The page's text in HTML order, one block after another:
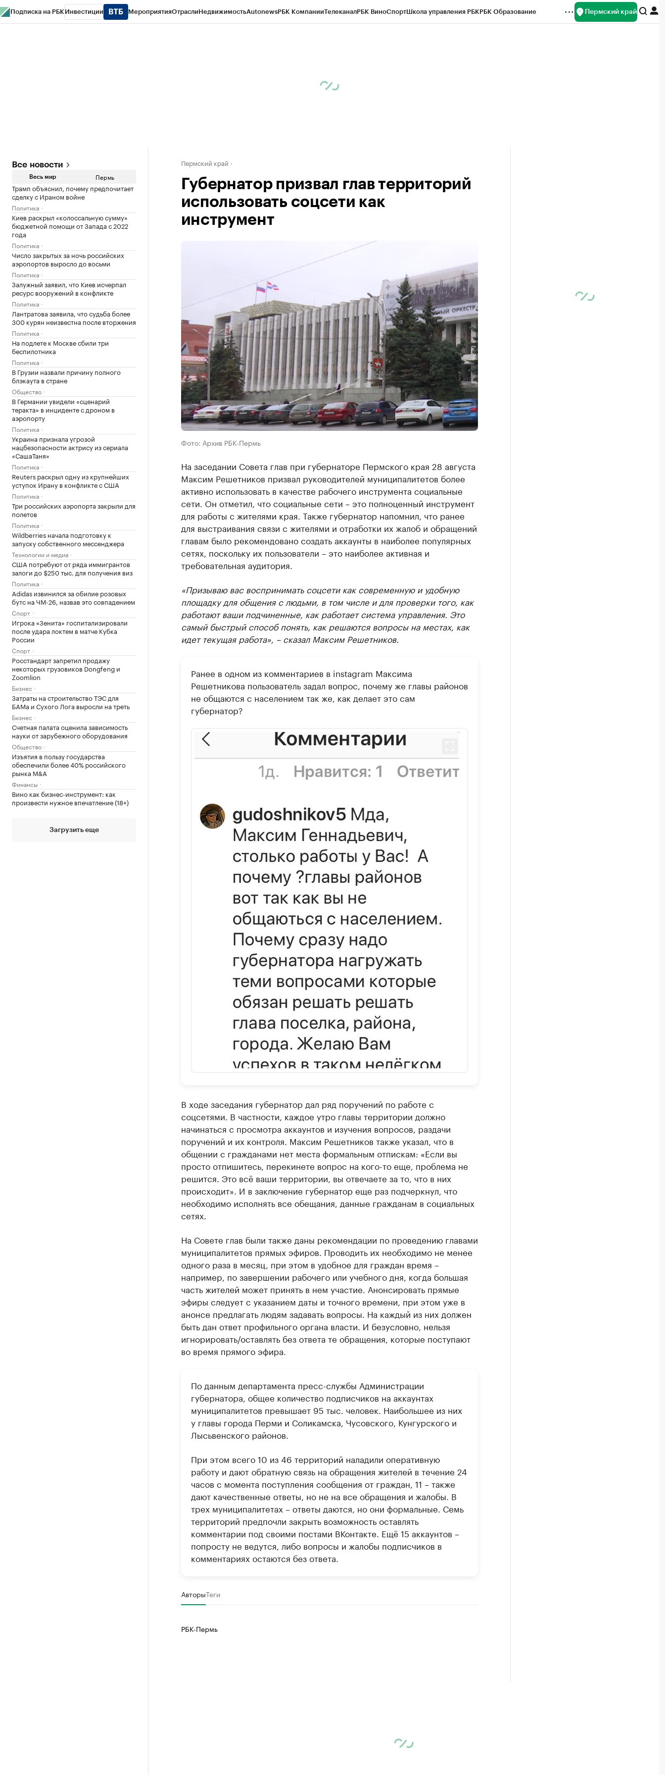
Подписка на РБК Инвестиции МероприятияОтраслиНедвижимостьAutonewsРБК КомпанииТелеканалРБК ВиноСпортШкола управления РБКРБК Образование Пермский край
Все новости
Весь мир Пермь
Трамп объяснил, почему предпочитает
сделку с Ираном войне
Политика
Киев раскрыл «колоссальную сумму»
бюджетной помощи от Запада с 2022
года
Политика
Число закрытых за ночь российских
аэропортов выросло до восьми
Политика
Залужный заявил, что Киев исчерпал
ресурс вооружений в конфликте
Политика
Лантратова заявила, что судьба более
300 курян неизвестна после вторжения
Политика
На подлете к Москве сбили три
беспилотника
Политика
В Грузии назвали причину полного
блэкаута в стране
Общество
В Германии увидели «сценарий
теракта» в инциденте с дроном в
аэропорту
Политика
Украина признала угрозой
нацбезопасности актрису из сериала
«СашаТаня»
Политика
Reuters раскрыл одну из крупнейших
уступок Ирану в конфликте с США
Политика
Три российских аэропорта закрыли для
полетов
Политика
Wildberries начала подготовку к
запуску собственного мессенджера
Технологии и медиа
США потребуют от ряда иммигрантов
залоги до $250 тыс. для получения виз
Политика
Adidas извинился за обилие розовых
бутс на ЧМ-26, назвав это совпадением
Спорт
Игрока «Зенита» госпитализировали
после удара локтем в матче Кубка
России
Спорт
Росстандарт запретил продажу
некоторых грузовиков Dongfeng и
Zoomlion
Бизнес
Затраты на строительство ТЭС для
БАМа и Сухого Лога выросли на треть
Бизнес
Счетная палата оценила зависимость
науки от зарубежного оборудования
Общество
Изъятия в пользу государства
обеспечили более 40% российского
рынка M&A
Финансы
Вино как бизнес-инструмент: как
произвести нужное впечатление (18+)
Загрузить еще
Пермский край
Губернатор призвал глав территорий
использовать соцсети как
инструмент
Фото: Архив РБК-Пермь
На заседании Совета глав при губернаторе Пермского края 28 августа
Максим Решетников призвал руководителей муниципалитетов более
активно использовать в качестве рабочего инструмента социальные
сети. Он отметил, что социальные сети – это полноценный инструмент
для работы с жителями края. Также губернатор напомнил, что ранее
для выстраивания связи с жителями и отработки их жалоб и обращений
главам было рекомендовано создать аккаунты в наиболее популярных
сетях, поскольку их пользователи – это наиболее активная и
требовательная аудитория.
«Призываю вас воспринимать соцсети как современную и удобную
площадку для общения с людьми, в том числе и для проверки того, как
работают ваши подчиненные, как работает система управления. Это
самый быстрый способ понять, как решаются вопросы на местах, как
идет текущая работа», – сказал Максим Решетников.
Ранее в одном из комментариев в instagram Максима
Решетникова пользователь задал вопрос, почему же главы районов
не общаются с населением так же, как делает это сам
губернатор?
В ходе заседания губернатор дал ряд поручений по работе с
соцсетями. В частности, каждое утро главы территории должно
начинаться с просмотра аккаунтов и изучения вопросов, раздачи
поручений и их контроля. Максим Решетников также указал, что в
общении с гражданами нет места формальным отпискам: «Если вы
просто отпишитесь, перекинете вопрос на кого-то еще, проблема не
решится. Это всё ваши территории, вы отвечаете за то, что в них
происходит». И в заключение губернатор еще раз подчеркнул, что
необходимо исполнять все обещания, данные гражданам в социальных
сетях.
На Совете глав были также даны рекомендации по проведению главами
муниципалитетов прямых эфиров. Проводить их необходимо не менее
одного раза в месяц, при этом в удобное для граждан время –
например, по завершении рабочего или учебного дня, когда большая
часть жителей может принять в нем участие. Анонсировать прямые
эфиры следует с указанием даты и точного времени, при этом уже в
анонсе предлагать людям задавать вопросы. На каждый из них должен
быть дан ответ профильного органа власти. И безусловно, нельзя
игнорировать/оставлять без ответа те обращения, которые поступают
во время прямого эфира.
По данным департамента пресс-службы Администрации
губернатора, общее количество подписчиков на аккаунтах
муниципалитетов превышает 95 тыс. человек. Наибольшее из них
у главы города Перми и Соликамска, Чусовского, Кунгурского и
Лысьвенского районов.
При этом всего 10 из 46 территорий наладили оперативную
работу и дают обратную связь на обращения жителей в течение 24
часов с момента поступления сообщения от граждан, 11 – также
дают качественные ответы, но не на все обращения и жалобы. В
трех муниципалитетах – ответы даются, но они формальные. Семь
территорий предпочли закрыть возможность оставлять
комментарии под своими постами ВКонтакте. Ещё 15 аккаунтов –
попросту не ведутся, либо вопросы и жалобы подписчиков в
комментариях остаются без ответа.
АвторыТеги
РБК-Пермь